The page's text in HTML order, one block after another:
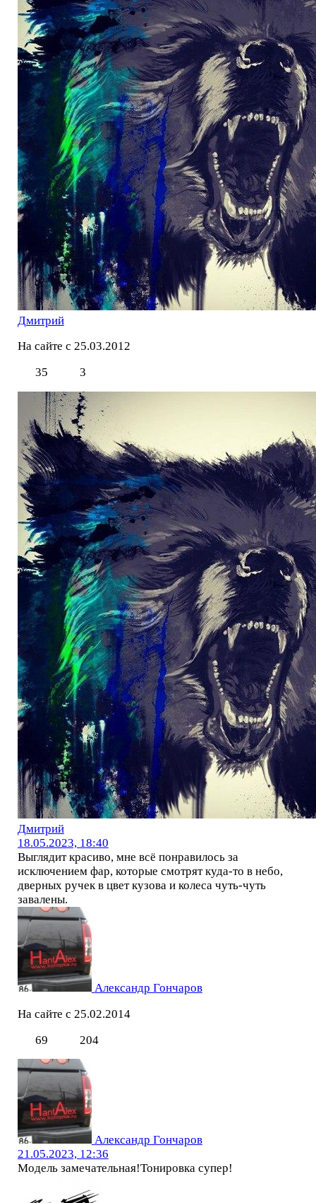
Дмитрий
На сайте с 25.03.2012
35
3
Дмитрий
18.05.2023, 18:40
Выглядит красиво, мне всё понравилось за
исключением фар, которые смотрят куда-то в небо,
дверных ручек в цвет кузова и колеса чуть-чуть
завалены.
Александр Гончаров
На сайте с 25.02.2014
69
204
Александр Гончаров
21.05.2023, 12:36
Модель замечательная!Тонировка супер!